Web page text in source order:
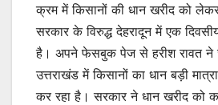
क्रम में किसानों की धान खरीद को
सरकार के विरुद्ध देहरादून में एक
है। अपने फेसबुक पेज से हरीश रावत ने
उत्तराखंड में किसानों का धान बड़ी
कर रहा है। सरकार ने धान खरीद को